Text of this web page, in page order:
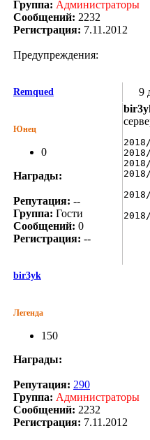
Группа: Администраторы
Сообщений: 2232
Регистрация: 7.11.2012
Предупреждения:
Remqued 9
Юнец
0
Награды:
Репутация: --
Группа: Гости
Сообщений: 0
Регистрация: --
2018/12/09
2018/
2018/12/09
2018/12/09
2018/12/09
bir3yk
Легенда
150
Награды:
Репутация: 290
Группа: Администраторы
Сообщений: 2232
Регистрация: 7.11.2012